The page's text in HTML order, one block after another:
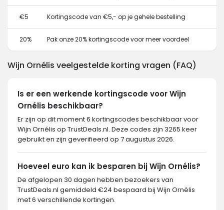
€5 Kortingscode van €5,- op je gehele bestelling
20% Pak onze 20% kortingscode voor meer voordeel
Wijn Ornélis veelgestelde korting vragen (FAQ)
Is er een werkende kortingscode voor Wijn
Ornélis beschikbaar?
Er zijn op dit moment 6 kortingscodes beschikbaar voor
Wijn Ornélis op TrustDeals.nl. Deze codes zijn 3265 keer
gebruikt en zijn geverifieerd op 7 augustus 2026.
Hoeveel euro kan ik besparen bij Wijn Ornélis?
De afgelopen 30 dagen hebben bezoekers van
TrustDeals.nl gemiddeld €24 bespaard bij Wijn Ornélis
met 6 verschillende kortingen.